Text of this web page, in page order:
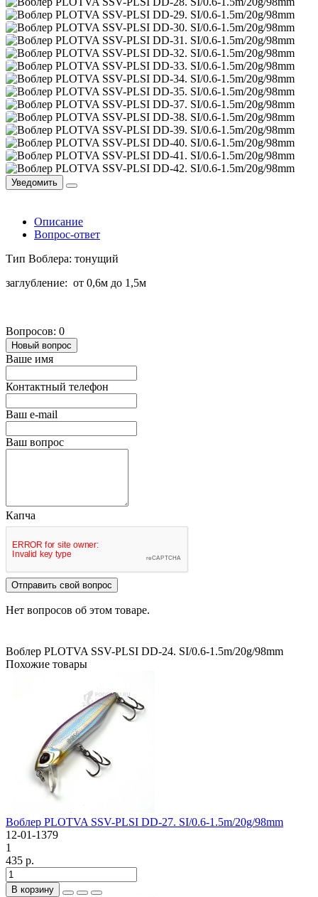
Уведомить
Описание
Вопрос-ответ
Тип Воблера: тонущий
заглубление: от 0,6м до 1,5м
Вопросов: 0
Новый вопрос
Ваше имя
Контактный телефон
Ваш e-mail
Ваш вопрос
Капча
Отправить свой вопрос
Нет вопросов об этом товаре.
Воблер PLOTVA SSV-PLSI DD-24. SI/0.6-1.5m/20g/98mm
Похожие товары
Воблер PLOTVA SSV-PLSI DD-27. SI/0.6-1.5m/20g/98mm
12-01-1379
1
435 р.
В корзину